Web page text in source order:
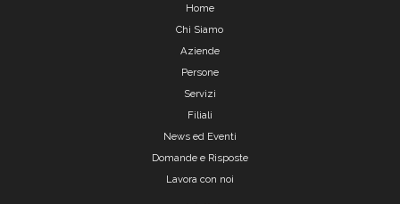
Home
Chi Siamo
Aziende
Persone
Servizi
Filiali
News ed Eventi
Domande e Risposte
Lavora con noi